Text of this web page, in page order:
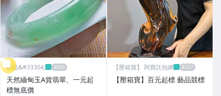
昕品&#33304;
天然緬甸玉A貨翡翠、一元起
標無底價
【壓箱寶】 阿寶託拍網
【壓箱寶】百元起標 藝品競標